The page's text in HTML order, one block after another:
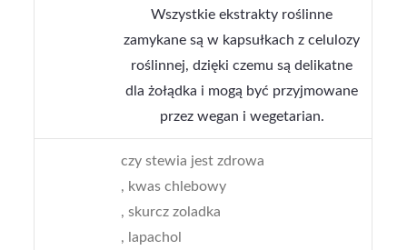
Wszystkie ekstrakty roślinne
zamykane są w kapsułkach z celulozy
roślinnej, dzięki czemu są delikatne
dla żołądka i mogą być przyjmowane
przez wegan i wegetarian.
czy stewia jest zdrowa
, kwas chlebowy
, skurcz zoladka
, lapachol